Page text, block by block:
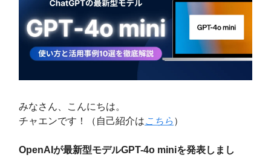
みなさん、こんにちは。
チャエンです！（自己紹介はこちら ）
OpenAIが最新型モデルGPT-4o miniを発表しまし